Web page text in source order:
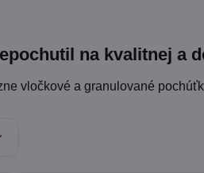
na kvalitnej a
vločkové a granulované